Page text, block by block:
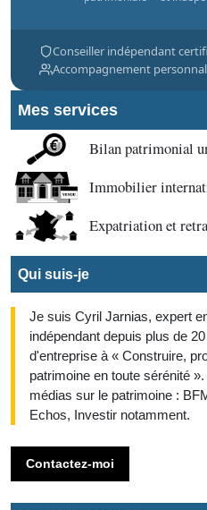
Conseiller indépendant
Accompagnement
Mes services
Bilan patrimonial
Immobilier
Expatriation et
Qui suis-je
Je suis Cyril Jarnias, expert
indépendant depuis plus de
d'entreprise à « Construire,
patrimoine en toute sérénité
médias sur le patrimoine :
Echos, Investir notamment.
Contactez-moi